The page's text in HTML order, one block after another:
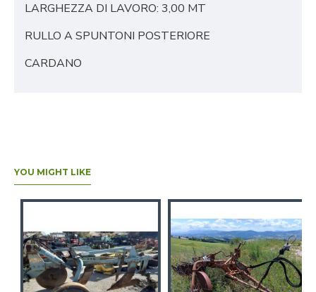
LARGHEZZA DI LAVORO: 3,00 MT
RULLO A SPUNTONI POSTERIORE
CARDANO
YOU MIGHT LIKE